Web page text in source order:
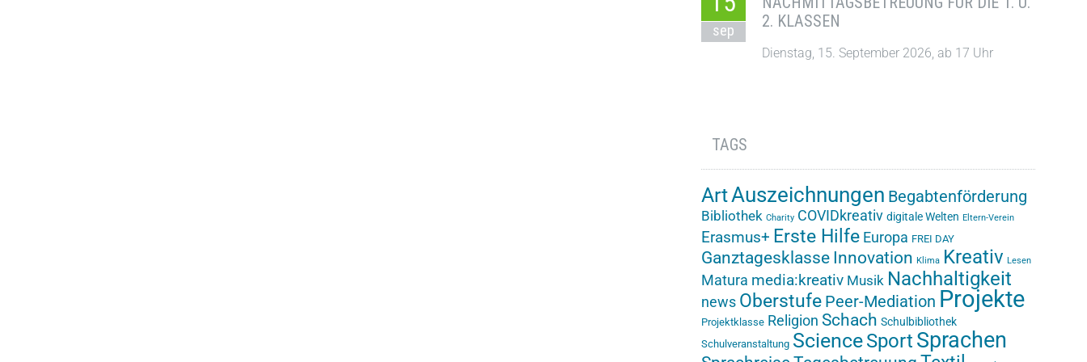
sep
2. KLASSEN
Dienstag, 15. September 2026, ab 17 Uhr
TAGS
ArtAuszeichnungen Begabtenförderung
Bibliothek Charity COVIDkreativ digitale Welten Eltern-Verein
Erasmus+ Erste Hilfe Europa FREI DAY
Ganztagesklasse Innovation Klima Kreativ Lesen
Matura media:kreativ Musik Nachhaltigkeit
news Oberstufe Peer-Mediation Projekte
Projektklasse Religion Schach Schulbibliothek
Schulveranstaltung ScienceSport Sprachen